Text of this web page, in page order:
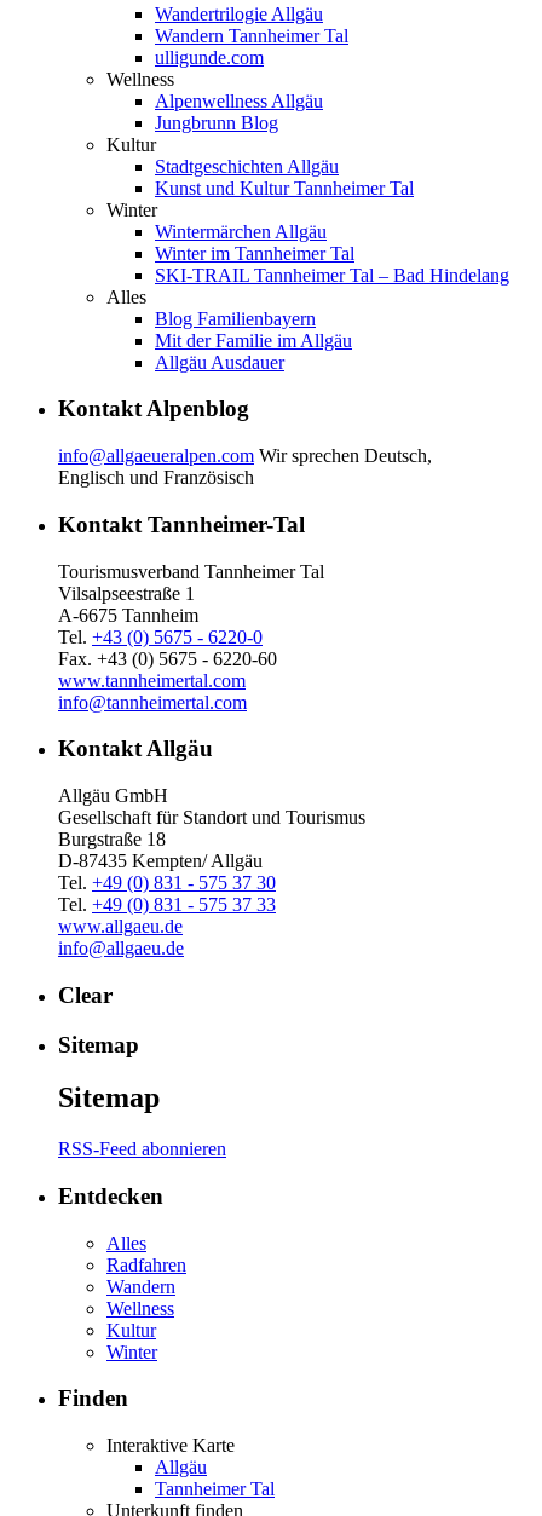
Wandertrilogie Allgäu
Wandern Tannheimer Tal
ulligunde.com
Wellness
Alpenwellness Allgäu
Jungbrunn Blog
Kultur
Stadtgeschichten Allgäu
Kunst und Kultur Tannheimer Tal
Winter
Wintermärchen Allgäu
Winter im Tannheimer Tal
SKI-TRAIL Tannheimer Tal – Bad Hindelang
Alles
Blog Familienbayern
Mit der Familie im Allgäu
Allgäu Ausdauer
Kontakt Alpenblog
info@allgaeueralpen.com Wir sprechen Deutsch,
Englisch und Französisch
Kontakt Tannheimer-Tal
Tourismusverband Tannheimer Tal
Vilsalpseestraße 1
A-6675 Tannheim
Tel. +43 (0) 5675 - 6220-0
Fax. +43 (0) 5675 - 6220-60
www.tannheimertal.com
info@tannheimertal.com
Kontakt Allgäu
Allgäu GmbH
Gesellschaft für Standort und Tourismus
Burgstraße 18
D-87435 Kempten/ Allgäu
Tel. +49 (0) 831 - 575 37 30
Tel. +49 (0) 831 - 575 37 33
www.allgaeu.de
info@allgaeu.de
Clear
Sitemap
Sitemap
RSS-Feed abonnieren
Entdecken
Alles
Radfahren
Wandern
Wellness
Kultur
Winter
Finden
Interaktive Karte
Allgäu
Tannheimer Tal
Unterkunft finden